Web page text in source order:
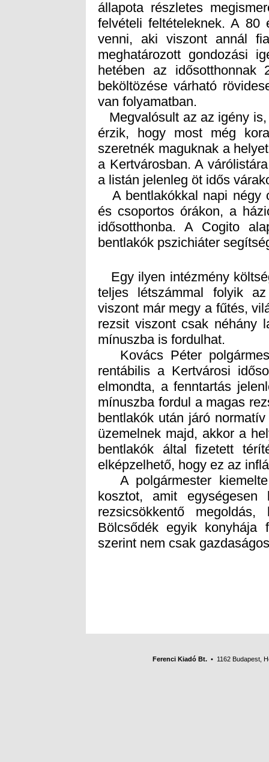
van folyamatban.
Megvalósult az az igény
érzik, hogy most még
szeretnék maguknak a
a Kertvárosban. A
a listán jelenleg öt idős
A bentlakókkal napi négy
és csoportos órákon, a
idősotthonba. A Cogito
bentlakók pszichiáter
Egy ilyen intézmény
teljes létszámmal folyik
viszont már megy a fűtés,
rezsit viszont csak néhány
mínuszba is fordulhat.
Kovács Péter
rentábilis a Kertvárosi
elmondta, a fenntartás
mínuszba fordul a magas
bentlakók után járó
üzemelnek majd, akkor a
bentlakók által fizetett
elképzelhető, hogy ez az
A polgármester
kosztot, amit
rezsicsökkentő
Bölcsődék egyik
szerint nem csak
Ferenci Kiadó Bt. • 1162 Budapest,